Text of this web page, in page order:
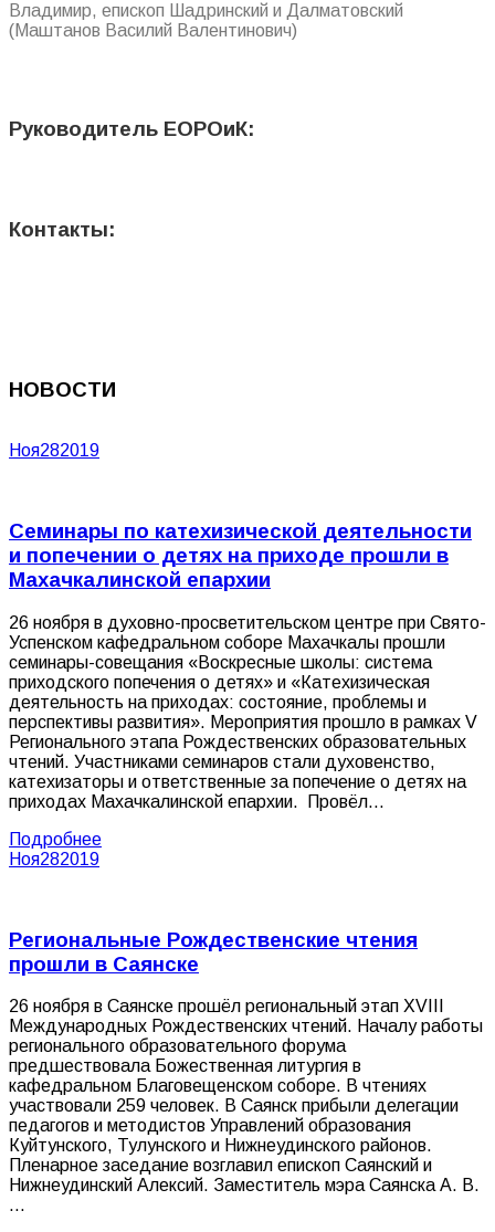
Владимир, епископ Шадринский и Далматовский
(Маштанов Василий Валентинович)
Руководитель ЕОРОиК:
Контакты:
НОВОСТИ
Ноя282019
Семинары по катехизической деятельности
и попечении о детях на приходе прошли в
Махачкалинской епархии
26 ноября в духовно-просветительском центре при Свято-
Успенском кафедральном соборе Махачкалы прошли
семинары-совещания «Воскресные школы: система
приходского попечения о детях» и «Катехизическая
деятельность на приходах: состояние, проблемы и
перспективы развития». Мероприятия прошло в рамках V
Регионального этапа Рождественских образовательных
чтений. Участниками семинаров стали духовенство,
катехизаторы и ответственные за попечение о детях на
приходах Махачкалинской епархии. Провёл…
Подробнее
Ноя282019
Региональные Рождественские чтения
прошли в Саянске
26 ноября в Саянске прошёл региональный этап XVIII
Международных Рождественских чтений. Началу работы
регионального образовательного форума
предшествовала Божественная литургия в
кафедральном Благовещенском соборе. В чтениях
участвовали 259 человек. В Саянск прибыли делегации
педагогов и методистов Управлений образования
Куйтунского, Тулунского и Нижнеудинского районов.
Пленарное заседание возглавил епископ Саянский и
Нижнеудинский Алексий. Заместитель мэра Саянска А. В.
…